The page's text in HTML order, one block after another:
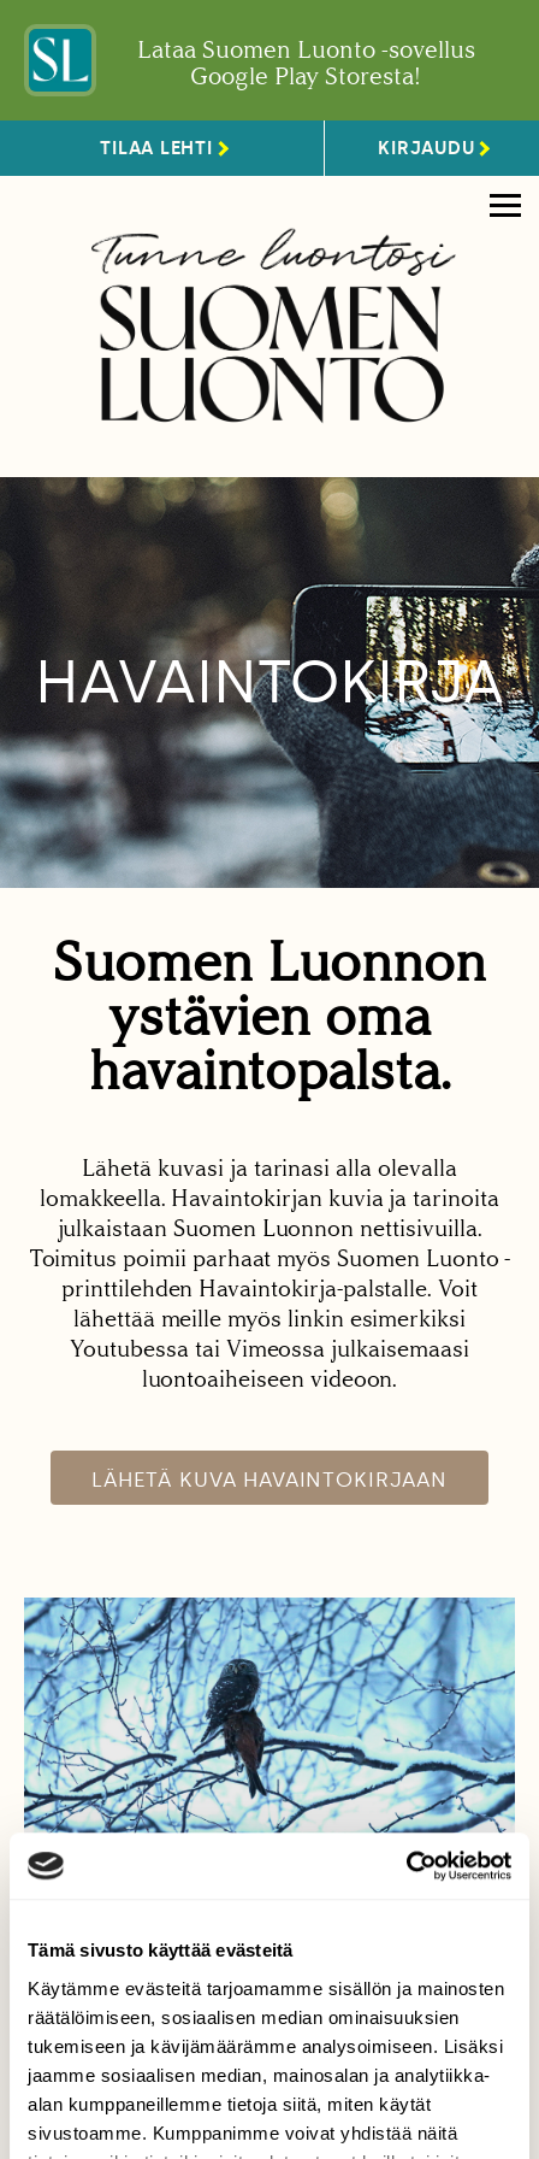
Tämä sivusto käyttää evästeitä
Käytämme evästeitä tarjoamamme sisällön ja mainosten
räätälöimiseen, sosiaalisen median ominaisuuksien
tukemiseen ja kävijämäärämme analysoimiseen. Lisäksi
jaamme sosiaalisen median, mainosalan ja analytiikka-
alan kumppaneillemme tietoja siitä, miten käytät
sivustoamme. Kumppanimme voivat yhdistää näitä
Lataa Suomen Luonto -sovellus
Google Play Storesta!
TILAA LEHTI KIRJAUDU
HAVAINTOKIRJA
Suomen Luonnon
ystävien oma
havaintopalsta.
Lähetä kuvasi ja tarinasi alla olevalla
lomakkeella. Havaintokirjan kuvia ja tarinoita
julkaistaan Suomen Luonnon nettisivuilla.
Toimitus poimii parhaat myös Suomen Luonto -
printtilehden Havaintokirja-palstalle. Voit
lähettää meille myös linkin esimerkiksi
Youtubessa tai Vimeossa julkaisemaasi
luontoaiheiseen videoon.
LÄHETÄ KUVA HAVAINTOKIRJAAN
Saalistaja
Aamutuimaan lumisateen keskellä
varpuspöllö onnistui nappaamaan
keltasirkun saaliikseen. Kevyesti se sai